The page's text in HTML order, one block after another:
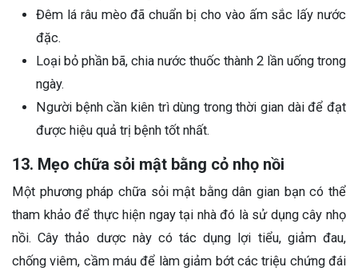
Đêm lá râu mèo đã chuẩn bị cho vào ấm sắc lấy nước
đặc.
Loại bỏ phần bã, chia nước thuốc thành 2 lần uống trong
ngày.
Người bệnh cần kiên trì dùng trong thời gian dài để đạt
được hiệu quả trị bệnh tốt nhất.
13. Mẹo chữa sỏi mật bằng cỏ nhọ nồi
Một phương pháp chữa sỏi mật bằng dân gian bạn có thể
tham khảo để thực hiện ngay tại nhà đó là sử dụng cây nhọ
nồi. Cây thảo dược này có tác dụng lợi tiểu, giảm đau,
chống viêm, cầm máu để làm giảm bớt các triệu chứng đái